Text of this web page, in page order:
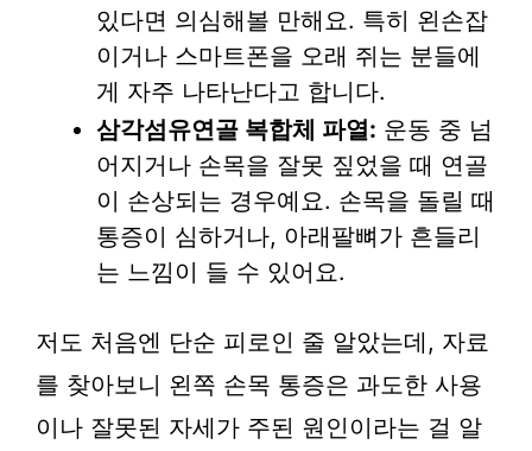
있다면 의심해볼 만해요. 특히 왼손잡
이거나 스마트폰을 오래 쥐는 분들에
게 자주 나타난다고 합니다.
삼각섬유연골 복합체 파열: 운동 중 넘
어지거나 손목을 잘못 짚었을 때 연골
이 손상되는 경우예요. 손목을 돌릴 때
통증이 심하거나, 아래팔뼈가 흔들리
는 느낌이 들 수 있어요.
저도 처음엔 단순 피로인 줄 알았는데, 자료
를 찾아보니 왼쪽 손목 통증은 과도한 사용
이나 잘못된 자세가 주된 원인이라는 걸 알